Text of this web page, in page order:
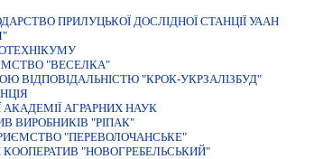
ПРИЛУЦЬКОЇ ДОСЛIДНОЇ СТАНЦIЇ УААН
"ВЕСЕЛКА"
ВІДПОВІДАЛЬНІСТЮ "КРОК-УКРЗАЛІЗБУД"
АГРАРНИХ НАУК
ВИРОБНИКIВ "РIПАК"
"ПЕРЕВОЛОЧАНСЬКЕ"
"НОВОГРЕБЕЛЬСЬКИЙ"